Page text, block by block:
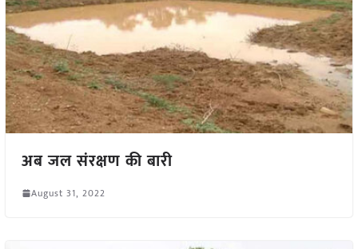
अब जल संरक्षण की बारी
August 31, 2022